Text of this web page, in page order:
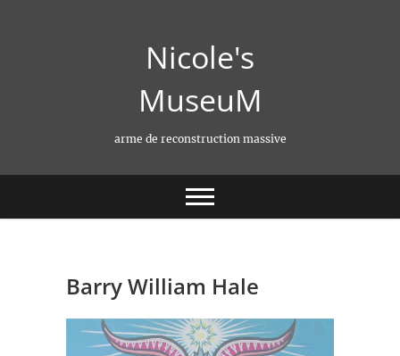
Nicole's
MuseuM
arme de reconstruction massive
Barry William Hale